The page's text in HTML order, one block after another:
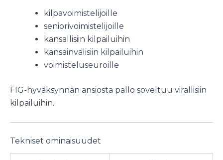
kilpavoimistelijoille
seniorivoimistelijoille
kansallisiin kilpailuihin
kansainvälisiin kilpailuihin
voimisteluseuroille
FIG-hyväksynnän ansiosta pallo soveltuu virallisiin
kilpailuihin.
Tekniset ominaisuudet